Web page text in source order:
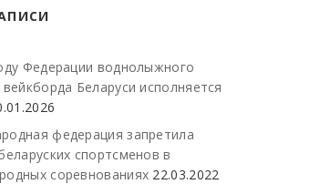
Федерации воднолыжного
Беларуси исполняется
федерация запретила
спортсменов в
соревнованиях 22.03.2022